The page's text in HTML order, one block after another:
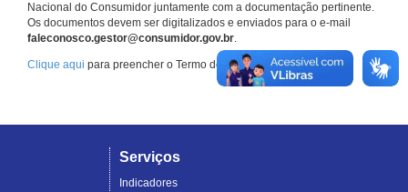
Nacional do Consumidor juntamente com a documentação pertinente.
Os documentos devem ser digitalizados e enviados para o e-mail
faleconosco.gestor@consumidor.gov.br.
Clique aqui para preencher o Termo de Adesão.
Serviços
Indicadores